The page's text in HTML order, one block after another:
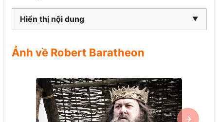
Hiển thị nội dung
Ảnh về Robert Baratheon